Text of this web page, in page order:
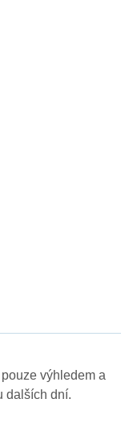
výhledem a
dalších dní.